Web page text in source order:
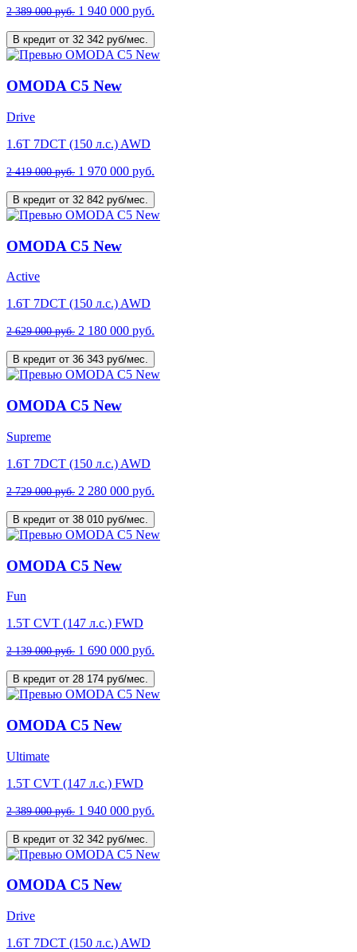
2 389 000 руб. 1 940 000 руб.
В кредит от 32 342 руб/мес.
OMODA C5 New
Drive
1.6T 7DCT (150 л.с.) AWD
2 419 000 руб. 1 970 000 руб.
В кредит от 32 842 руб/мес.
OMODA C5 New
Active
1.6T 7DCT (150 л.с.) AWD
2 629 000 руб. 2 180 000 руб.
В кредит от 36 343 руб/мес.
OMODA C5 New
Supreme
1.6T 7DCT (150 л.с.) AWD
2 729 000 руб. 2 280 000 руб.
В кредит от 38 010 руб/мес.
OMODA C5 New
Fun
1.5T CVT (147 л.с.) FWD
2 139 000 руб. 1 690 000 руб.
В кредит от 28 174 руб/мес.
OMODA C5 New
Ultimate
1.5T CVT (147 л.с.) FWD
2 389 000 руб. 1 940 000 руб.
В кредит от 32 342 руб/мес.
OMODA C5 New
Drive
1.6T 7DCT (150 л.с.) AWD